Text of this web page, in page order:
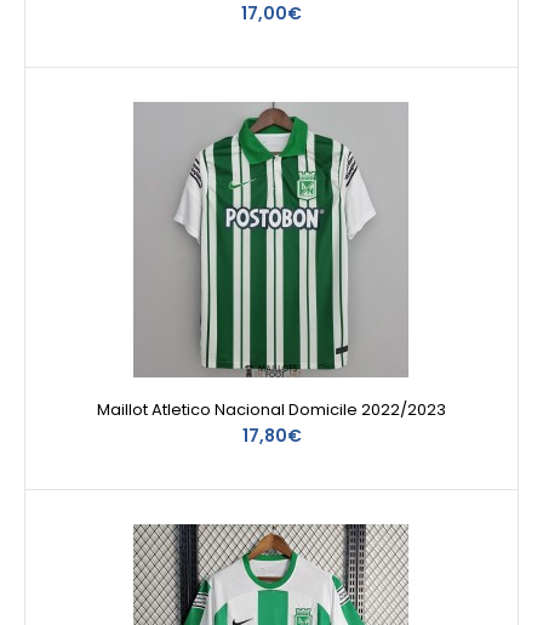
17,00€
Maillot Atletico Nacional Domicile 2022/2023
17,80€